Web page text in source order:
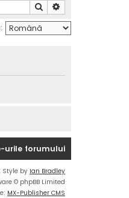
Căutare
urile forumului
Style by Ian Bradley
© phpBB Limited
MX-Publisher CMS